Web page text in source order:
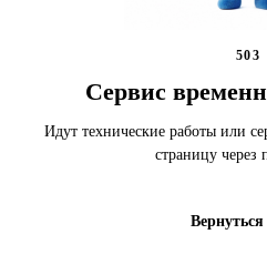
503
Сервис
Идут технические работы или
страницу через
Вернуться